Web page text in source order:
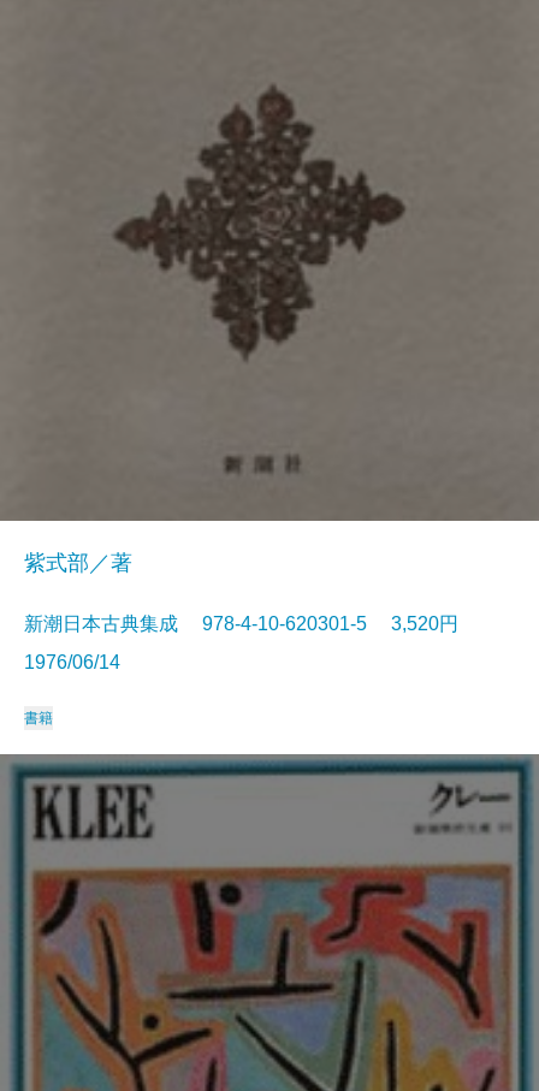
紫式部／著
新潮日本古典集成 978-4-10-620301-5 3,520円
1976/06/14
書籍